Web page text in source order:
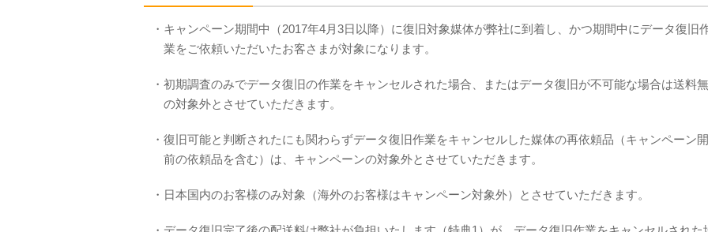
・キャンペーン期間中（2017年4月3日以降）に復旧対象媒体が弊社に到着し、かつ期間中にデータ復旧
業をご依頼いただいたお客さまが対象になります。
・初期調査のみでデータ復旧の作業をキャンセルされた場合、またはデータ復旧が不可能な場合は送料
の対象外とさせていただきます。
・復旧可能と判断されたにも関わらずデータ復旧作業をキャンセルした媒体の再依頼品（キャンペーン
前の依頼品を含む）は、キャンペーンの対象外とさせていただきます。
・日本国内のお客様のみ対象（海外のお客様はキャンペーン対象外）とさせていただきます。